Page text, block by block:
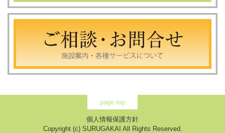
page top
個人情報保護方針
Copyright (c) SURUGAKAI All Rights Reserved.